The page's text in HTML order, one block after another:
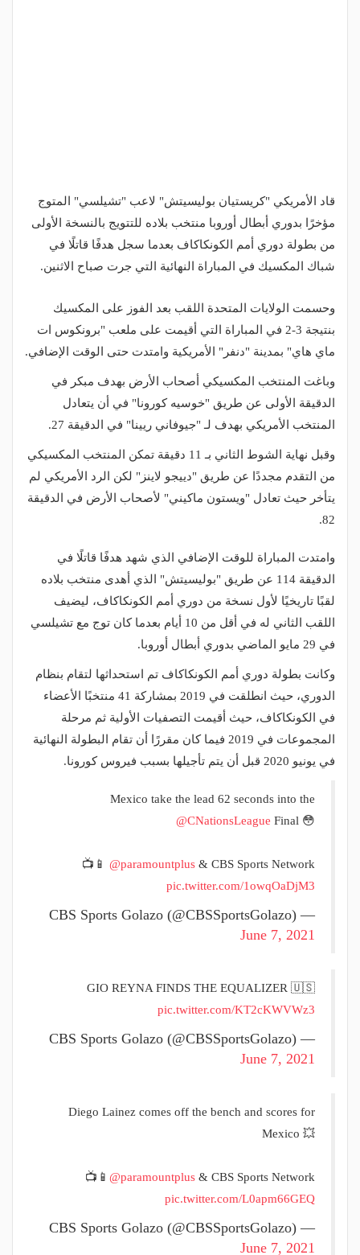
قاد الأمريكي "كريستيان بوليسيتش" لاعب "تشيلسي" المتوج
مؤخرًا بدوري أبطال أوروبا منتخب بلاده للتتويج بالنسخة الأولى
من بطولة دوري أمم الكونكاكاف بعدما سجل هدفًا قاتلًا في
شباك المكسيك في المباراة النهائية التي جرت صباح الاثنين.
وحسمت الولايات المتحدة اللقب بعد الفوز على المكسيك
بنتيجة 3-2 في المباراة التي أقيمت على ملعب "برونكوس ات
ماي هاي" بمدينة "دنفر" الأمريكية وامتدت حتى الوقت الإضافي.
وباغت المنتخب المكسيكي أصحاب الأرض بهدف مبكر في
الدقيقة الأولى عن طريق "خوسيه كورونا" في أن يتعادل
المنتخب الأمريكي بهدف لـ "جيوفاني ريينا" في الدقيقة 27.
وقبل نهاية الشوط الثاني بـ 11 دقيقة تمكن المنتخب المكسيكي
من التقدم مجددًا عن طريق "دييجو لاينز" لكن الرد الأمريكي لم
يتأخر حيث تعادل "ويستون ماكيني" لأصحاب الأرض في الدقيقة
82.
وامتدت المباراة للوقت الإضافي الذي شهد هدفًا قاتلًا في
الدقيقة 114 عن طريق "بوليسيتش" الذي أهدى منتخب بلاده
لقبًا تاريخيًا لأول نسخة من دوري أمم الكونكاكاف، ليضيف
اللقب الثاني له في أقل من 10 أيام بعدما كان توج مع تشيلسي
في 29 مايو الماضي بدوري أبطال أوروبا.
وكانت بطولة دوري أمم الكونكاكاف تم استحداثها لتقام بنظام
الدوري، حيث انطلقت في 2019 بمشاركة 41 منتخبًا الأعضاء
في الكونكاكاف، حيث أقيمت التصفيات الأولية ثم مرحلة
المجموعات في 2019 فيما كان مقررًا أن تقام البطولة النهائية
في يونيو 2020 قبل أن يتم تأجيلها بسبب فيروس كورونا.
Mexico take the lead 62 seconds into the
@CNationsLeague Final 😳
📺📱 @paramountplus & CBS Sports Network
pic.twitter.com/1owqOaDjM3
— CBS Sports Golazo (@CBSSportsGolazo)
June 7, 2021
GIO REYNA FINDS THE EQUALIZER 🇺🇸
pic.twitter.com/KT2cKWVWz3
— CBS Sports Golazo (@CBSSportsGolazo)
June 7, 2021
Diego Lainez comes off the bench and scores for
Mexico 💥
📺📱 @paramountplus & CBS Sports Network
pic.twitter.com/L0apm66GEQ
— CBS Sports Golazo (@CBSSportsGolazo)
June 7, 2021